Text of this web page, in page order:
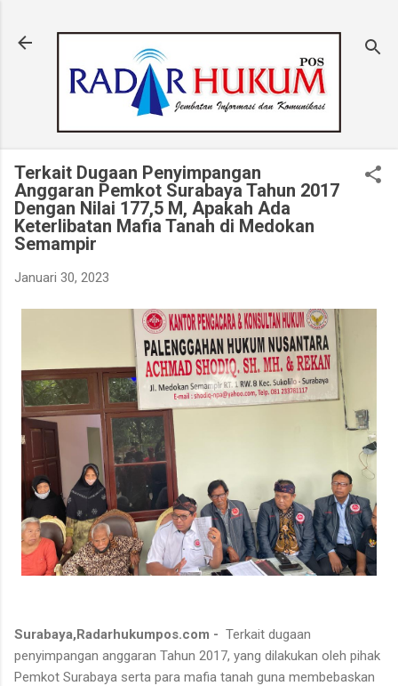
Terkait Dugaan Penyimpangan
Anggaran Pemkot Surabaya Tahun 2017
Dengan Nilai 177,5 M, Apakah Ada
Keterlibatan Mafia Tanah di Medokan
Semampir
Januari 30, 2023
Surabaya,Radarhukumpos.com - Terkait dugaan
penyimpangan anggaran Tahun 2017, yang dilakukan oleh pihak
Pemkot Surabaya serta para mafia tanah guna membebaskan